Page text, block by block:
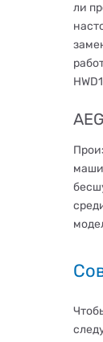
ли
AEG